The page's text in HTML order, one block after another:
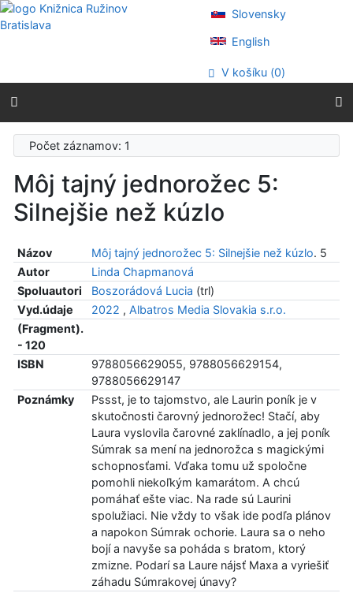
Prejsť na obsah
Prejsť na menu
Prehlásenie o webovej prístupnosti
Slovensky
English
V košíku (0)
Počet záznamov: 1
Môj tajný jednorožec 5:
Silnejšie než kúzlo
Názov Môj tajný jednorožec 5: Silnejšie než kúzlo. 5
Autor
Linda Chapmanová
Spoluautori
Boszorádová Lucia (trl)
Vyd.údaje
2022 , Albatros Media Slovakia s.r.o.
(Fragment).
- 120
ISBN
9788056629055, 9788056629154,
9788056629147
Poznámky
Pssst, je to tajomstvo, ale Laurin poník je v
skutočnosti čarovný jednorožec! Stačí, aby
Laura vyslovila čarovné zaklínadlo, a jej poník
Súmrak sa mení na jednorožca s magickými
schopnosťami. Vďaka tomu už spoločne
pomohli niekoľkým kamarátom. A chcú
pomáhať ešte viac. Na rade sú Laurini
spolužiaci. Nie vždy to však ide podľa plánov
a napokon Súmrak ochorie. Laura sa o neho
bojí a navyše sa poháda s bratom, ktorý
zmizne. Podarí sa Laure nájsť Maxa a vyriešiť
záhadu Súmrakovej únavy?